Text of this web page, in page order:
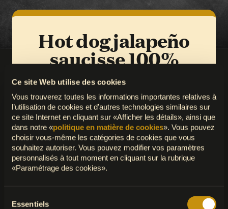
Ce site Web utilise des cookies
Vous trouverez toutes les informations importantes relatives à
l’utilisation de cookies et d’autres technologies similaires sur
ce site Internet en cliquant sur «Afficher les détails», ainsi que
dans notre «politique en matière de cookies». Vous pouvez
choisir vous-même les catégories de cookies que vous
souhaitez autoriser. Vous pouvez modifier vos paramètres
personnalisés à tout moment en cliquant sur la rubrique
«Paramétrage des cookies».
Sélection
Essentiels
Hot dog jalapeño
saucisse 100%
végétale
Hot dog avec baguette jalapeño et saucisse 100%
végétale. Sauce au choix : ketchup, moutarde,
cocktail ou chipeño.